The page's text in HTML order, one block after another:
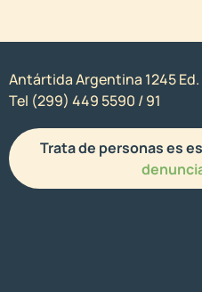
Antártida Argentina 1245
Tel (299) 449 5590 / 91
Trata de personas es